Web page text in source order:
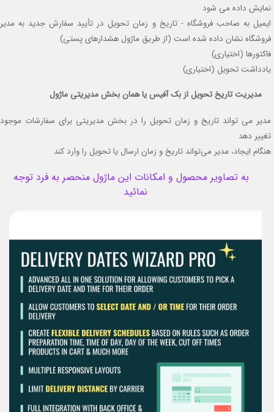
نمایش داده می شود
ایمیل به صاحب فروشگاه - تاریخ و زمان تحویل در تأیید سفارش جدید به مدیر
فروشگاه نشان داده شده است (از طریق ماژول هشدارهای پستی)
فاکتورها (اختیاری)
یادداشت تحویل (اختیاری)
مدیریت تاریخ تحویل از بک آفیس یا همان بخش مدیریتی ماژول
مدیر می تواند تاریخ و زمان تحویل را در بخش مدیریتی برای سفارشات موجود
تغییر دهد
هنگام ایجاد، مدیر می‌تواند تاریخ و زمان ارسال یا تحویل را وارد کند
به تصاویر محصول و امکانات این ماژول منحصر به فرد توجه
نمائید